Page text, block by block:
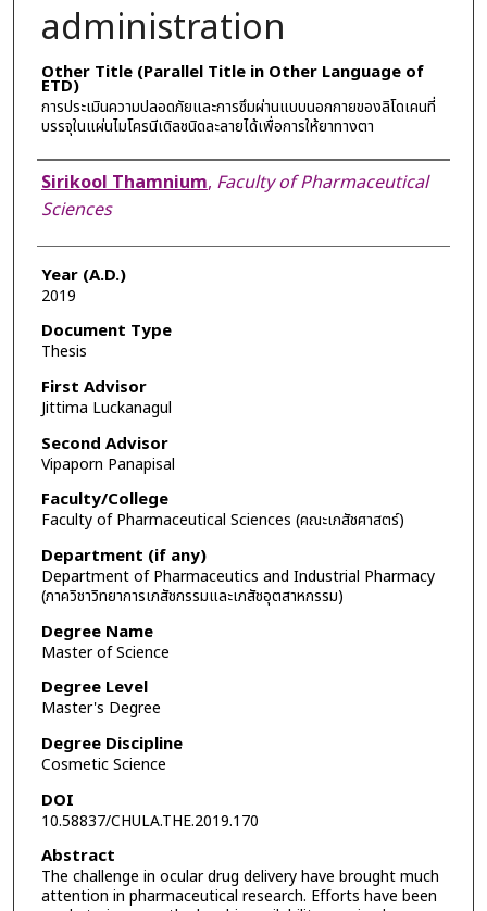
administration
Other Title (Parallel Title in Other Language of
ETD)
การประเมินความปลอดภัยและการซึมผ่านแบบนอกกายของลิโดเคนที่
บรรจุในแผ่นไมโครนีเดิลชนิดละลายได้เพื่อการให้ยาทางตา
Author
Sirikool Thamnium, Faculty of Pharmaceutical
Sciences
Year (A.D.)
2019
Document Type
Thesis
First Advisor
Jittima Luckanagul
Second Advisor
Vipaporn Panapisal
Faculty/College
Faculty of Pharmaceutical Sciences (คณะเภสัชศาสตร์)
Department (if any)
Department of Pharmaceutics and Industrial Pharmacy
(ภาควิชาวิทยาการเภสัชกรรมและเภสัชอุตสาหกรรม)
Degree Name
Master of Science
Degree Level
Master's Degree
Degree Discipline
Cosmetic Science
DOI
10.58837/CHULA.THE.2019.170
Abstract
The challenge in ocular drug delivery have brought much
attention in pharmaceutical research. Efforts have been